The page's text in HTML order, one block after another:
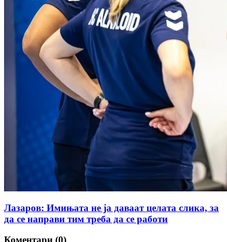
Лазаров: Имињата не ја даваат целата слика, за
да се направи тим треба да се работи
Коментари (0)